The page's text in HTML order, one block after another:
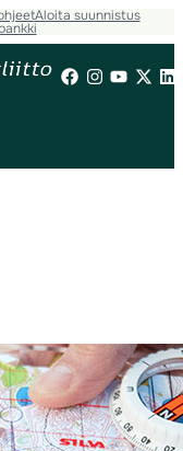
Aloita suunnistus